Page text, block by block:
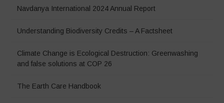
Navdanya International 2024 Annual Report
Understanding Biodiversity Credits – A Factsheet
Climate Change is Ecological Destruction: Greenwashing
and false solutions at COP 26
The Earth Care Handbook